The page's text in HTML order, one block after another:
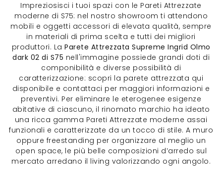
Impreziosisci i tuoi spazi con le Pareti Attrezzate
moderne di S75: nel nostro showroom ti attendono
mobili e oggetti accessori di elevata qualità, sempre
in materiali di prima scelta e tutti dei migliori
produttori. La Parete Attrezzata Supreme Ingrid Olmo
dark 02 di S75 nell'immagine possiede grandi doti di
componibilità e diverse possibilità di
caratterizzazione: scopri la parete attrezzata qui
disponibile e contattaci per maggiori informazioni e
preventivi. Per eliminare le eterogenee esigenze
abitative di ciascuno, il rinomato marchio ha ideato
una ricca gamma Pareti Attrezzate moderne assai
funzionali e caratterizzate da un tocco di stile. A muro
oppure freestanding per organizzare al meglio un
open space, le più belle composizioni d’arredo sul
mercato arredano il living valorizzando ogni angolo.